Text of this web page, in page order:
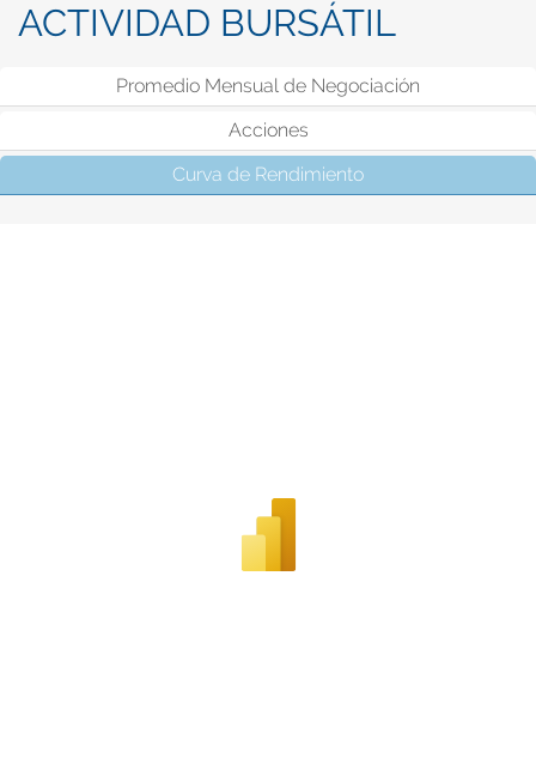
ACTIVIDAD BURSÁTIL
Promedio Mensual de Negociación
Acciones
Curva de Rendimiento